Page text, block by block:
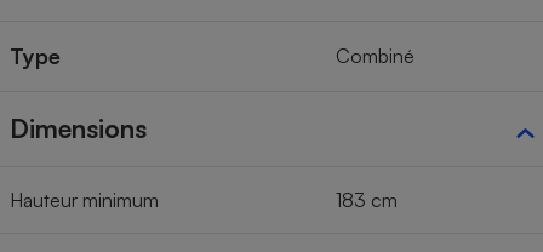
Type Combiné
Dimensions
Hauteur minimum 183 cm